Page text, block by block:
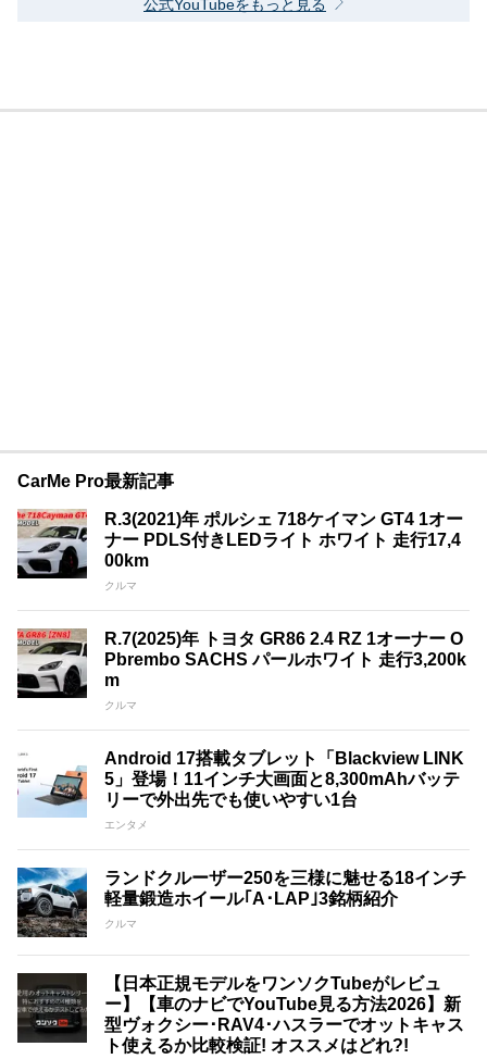
公式YouTubeをもっと見る
CarMe Pro最新記事
R.3(2021)年 ポルシェ 718ケイマン GT4 1オー
ナー PDLS付きLEDライト ホワイト 走行17,4
00km
クルマ
R.7(2025)年 トヨタ GR86 2.4 RZ 1オーナー O
Pbrembo SACHS パールホワイト 走行3,200k
m
クルマ
Android 17搭載タブレット「Blackview LINK
5」登場！11インチ大画面と8,300mAhバッテ
リーで外出先でも使いやすい1台
エンタメ
ランドクルーザー250を三様に魅せる18インチ
軽量鍛造ホイール｢A･LAP｣3銘柄紹介
クルマ
【日本正規モデルをワンソクTubeがレビュ
ー】【車のナビでYouTube見る方法2026】新
型ヴォクシー･RAV4･ハスラーでオットキャス
ト使えるか比較検証! オススメはどれ?!